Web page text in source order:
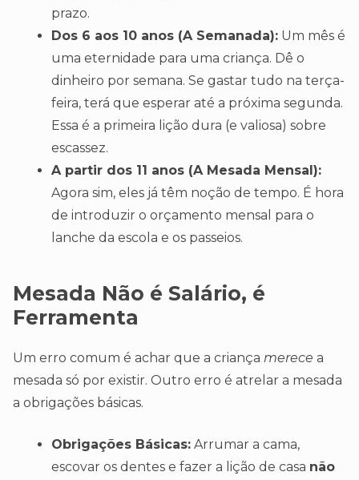
prazo.
Dos 6 aos 10 anos (A Semanada): Um mês é
uma eternidade para uma criança. Dê o
dinheiro por semana. Se gastar tudo na terça-
feira, terá que esperar até a próxima segunda.
Essa é a primeira lição dura (e valiosa) sobre
escassez.
A partir dos 11 anos (A Mesada Mensal):
Agora sim, eles já têm noção de tempo. É hora
de introduzir o orçamento mensal para o
lanche da escola e os passeios.
Mesada Não é Salário, é
Ferramenta
Um erro comum é achar que a criança merece a
mesada só por existir. Outro erro é atrelar a mesada
a obrigações básicas.
Obrigações Básicas: Arrumar a cama,
escovar os dentes e fazer a lição de casa não